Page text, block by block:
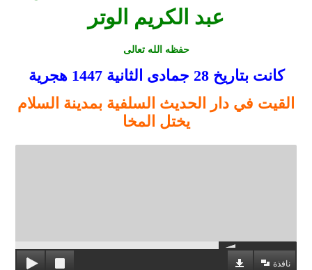
عبد الكريم الوتر
حفظه الله تعالى
كانت بتاريخ 28 جمادى الثانية 1447
هجرية
القيت في دار الحديث السلفية بمدينة السلام
يختل المخا
نافذة